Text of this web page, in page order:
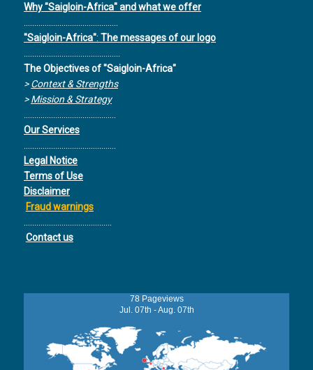
Why "Saigloin-Africa" and what we offer
"Saigloin-Africa": The messages of our logo
The Objectives of "Saigloin-Africa"
>Context & Strengths
>Mission & Strategy
Our Services
Legal Notice
Terms of Use
Disclaimer
Fraud warnings
Contact us
78 Pageviews
Jul. 07th - Aug. 07th